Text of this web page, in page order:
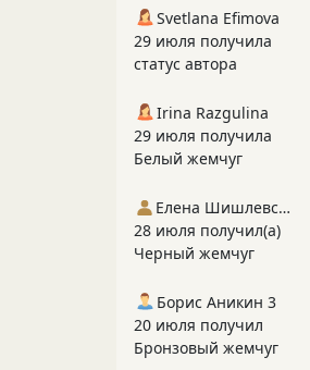
Svetlana Efimova
29 июля получила
статус автора
Irina Razgulina
29 июля получила
Белый жемчуг
Елена Шишлевская
28 июля получил(а)
Черный жемчуг
Борис Аникин 3
20 июля получил
Бронзовый жемчуг